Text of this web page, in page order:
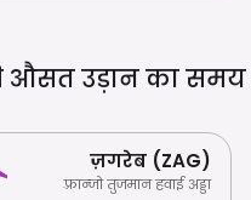
औसत उड़ान कासमय
ज़गरेब (ZAG)
फ़्रान्जो तुजमान हवाई अड्डा